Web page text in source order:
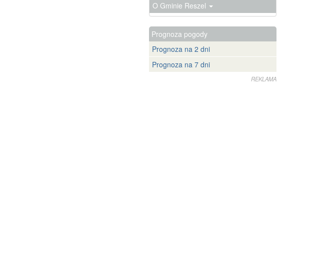
O Gminie Reszel
Prognoza pogody
Prognoza na 2 dni
Prognoza na 7 dni
REKLAMA